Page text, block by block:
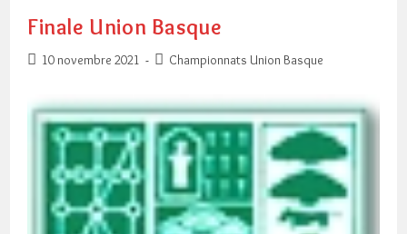
Finale Union Basque
Publication
10 novembre 2021
PostChampionnats Union Basque